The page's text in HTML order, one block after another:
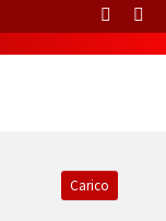
Carico